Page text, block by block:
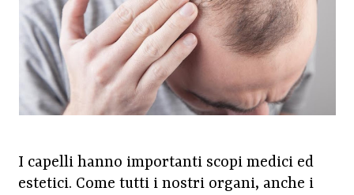
I capelli hanno importanti scopi medici ed
estetici. Come tutti i nostri organi, anche i